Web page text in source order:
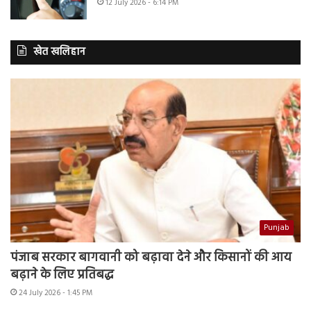
12 July 2026 - 6:14 PM
खेत खलिहान
Punjab
पंजाब सरकार बागवानी को बढ़ावा देने और किसानों की आय
बढ़ाने के लिए प्रतिबद्ध
24 July 2026 - 1:45 PM